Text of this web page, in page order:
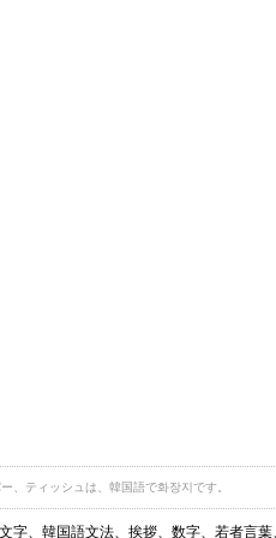
、ティッシュは、韓国語で화장지です。
字、韓国語文法、挨拶、数字、若者言